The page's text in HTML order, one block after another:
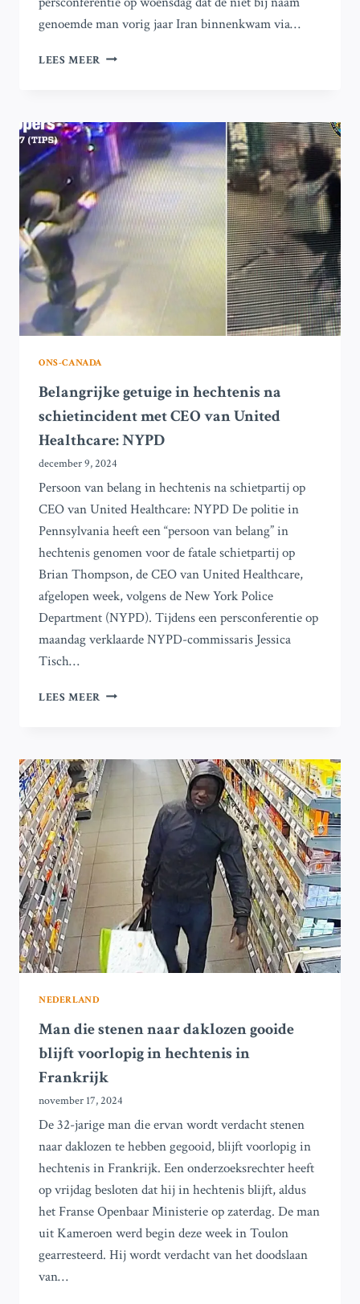
genoemde man vorig jaar Iran binnenkwam via…
LEES MEER IRAN:
IN
HECHTENIS
OVERLEED,
FOTOGRAFEERDE
MILITAIRE
LOCATIES
ONS-CANADA
Belangrijke getuige in hechtenis na
schietincident met CEO van United
Healthcare: NYPD
december 9, 2024
Persoon van belang in hechtenis na schietpartij op
CEO van United Healthcare: NYPD De politie in
Pennsylvania heeft een “persoon van belang” in
hechtenis genomen voor de fatale schietpartij op
Brian Thompson, de CEO van United Healthcare,
afgelopen week, volgens de New York Police
Department (NYPD). Tijdens een persconferentie op
maandag verklaarde NYPD-commissaris Jessica
Tisch…
LEES MEER BELANGRIJKE
NA
SCHIETINCIDENT
MET
CEO
VAN
UNITED
HEALTHCARE:
NYPD
NEDERLAND
Man die stenen naar daklozen gooide
blijft voorlopig in hechtenis in
Frankrijk
november 17, 2024
De 32-jarige man die ervan wordt verdacht stenen
naar daklozen te hebben gegooid, blijft voorlopig in
hechtenis in Frankrijk. Een onderzoeksrechter heeft
op vrijdag besloten dat hij in hechtenis blijft, aldus
het Franse Openbaar Ministerie op zaterdag. De man
uit Kameroen werd begin deze week in Toulon
gearresteerd. Hij wordt verdacht van het doodslaan
van…